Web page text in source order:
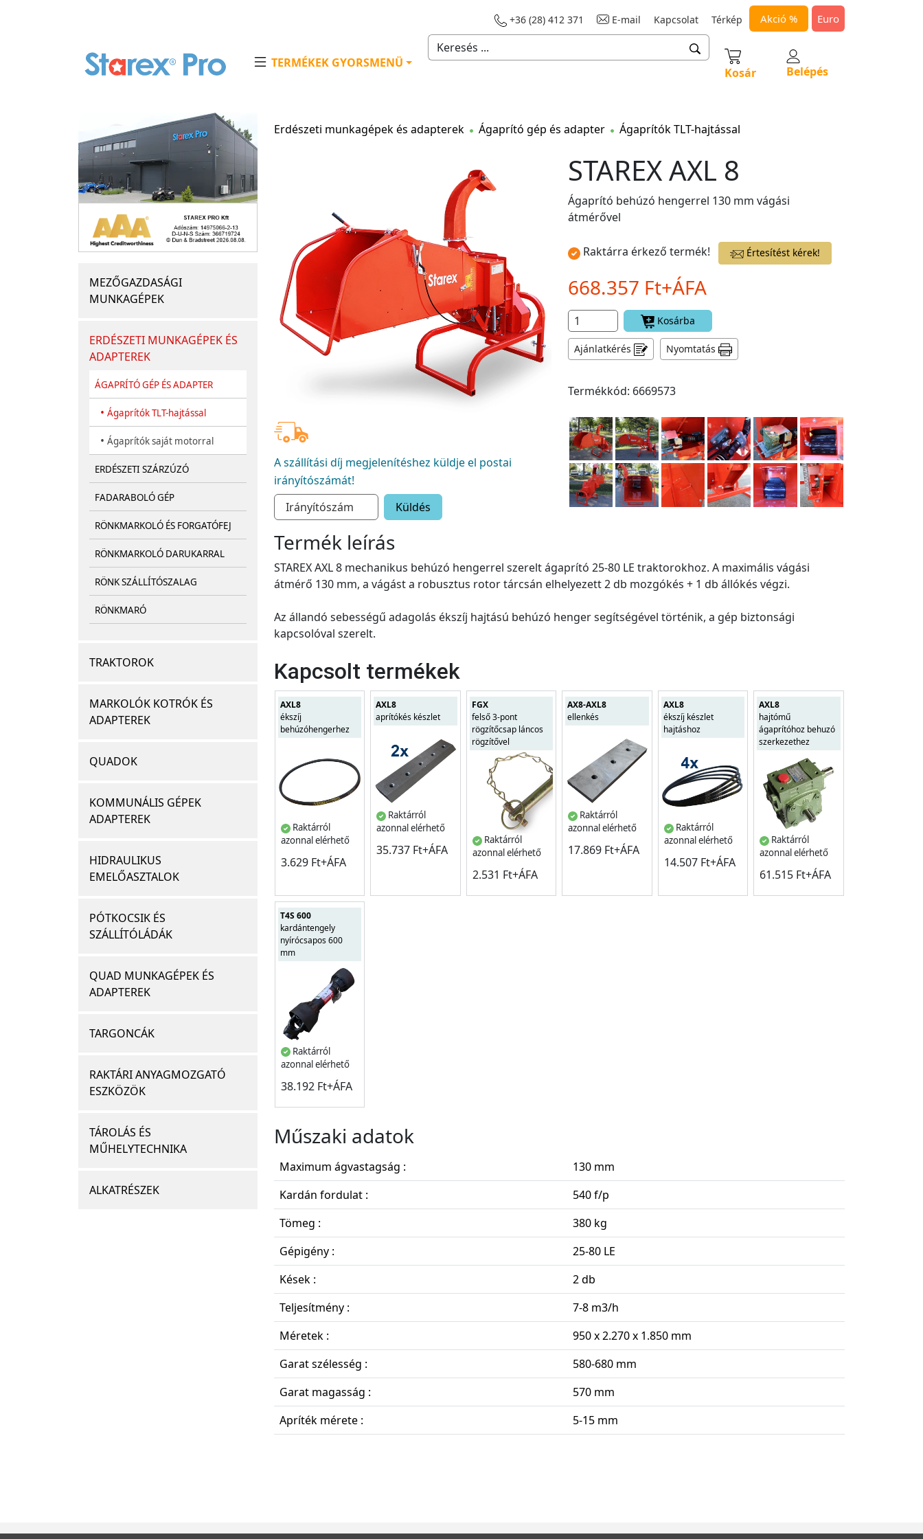
+36 (28) 412 371 E-mail Kapcsolat Térkép Akció % Euro
TERMÉKEK GYORSMENÜ
Kosár Belépés
MEZŐGAZDASÁGI
MUNKAGÉPEK
ERDÉSZETI MUNKAGÉPEK ÉS
ADAPTEREK
ÁGAPRÍTÓ GÉP ÉS ADAPTER
• Ágaprítók TLT-hajtással
• Ágaprítók saját motorral
ERDÉSZETI SZÁRZÚZÓ
FADARABOLÓ GÉP
RÖNKMARKOLÓ ÉS FORGATÓFEJ
RÖNKMARKOLÓ DARUKARRAL
RÖNK SZÁLLÍTÓSZALAG
RÖNKMARÓ
TRAKTOROK
MARKOLÓK KOTRÓK ÉS
ADAPTEREK
QUADOK
KOMMUNÁLIS GÉPEK
ADAPTEREK
HIDRAULIKUS
EMELŐASZTALOK
PÓTKOCSIK ÉS
SZÁLLÍTÓLÁDÁK
QUAD MUNKAGÉPEK ÉS
ADAPTEREK
TARGONCÁK
RAKTÁRI ANYAGMOZGATÓ
ESZKÖZÖK
TÁROLÁS ÉS
MŰHELYTECHNIKA
ALKATRÉSZEK
Erdészeti munkagépek és adapterek Ágaprító gép és adapter Ágaprítók TLT-hajtással
A szállítási díj megjelenítéshez küldje el postai
irányítószámát!
Küldés
STAREX AXL 8
Ágaprító behúzó hengerrel 130 mm vágási
átmérővel
Raktárra érkező termék! Értesítést kérek!
668.357 Ft+ÁFA
Kosárba
Ajánlatkérés Nyomtatás
Termékkód: 6669573
Termék leírás
STAREX AXL 8 mechanikus behúzó hengerrel szerelt ágaprító 25-80 LE traktorokhoz. A maximális vágási
átmérő 130 mm, a vágást a robusztus rotor tárcsán elhelyezett 2 db mozgókés + 1 db állókés végzi.
Az állandó sebességű adagolás ékszíj hajtású behúzó henger segítségével történik, a gép biztonsági
kapcsolóval szerelt.
Kapcsolt termékek
AXL8
ékszíj
behúzóhengerhez
Raktárról
azonnal elérhető
3.629 Ft+ÁFA
AXL8
aprítókés készlet
Raktárról
azonnal elérhető
35.737 Ft+ÁFA
FGX
felső 3-pont
rögzítőcsap láncos
rögzítővel
Raktárról
azonnal elérhető
2.531 Ft+ÁFA
AX8-AXL8
ellenkés
Raktárról
azonnal elérhető
17.869 Ft+ÁFA
AXL8
ékszíj készlet
hajtáshoz
Raktárról
azonnal elérhető
14.507 Ft+ÁFA
AXL8
hajtómű
ágaprítóhoz behuzó
szerkezethez
Raktárról
azonnal elérhető
61.515 Ft+ÁFA
T4S 600
kardántengely
nyírócsapos 600
mm
Raktárról
azonnal elérhető
38.192 Ft+ÁFA
Műszaki adatok
Maximum ágvastagság :
130 mm
Kardán fordulat :
540 f/p
Tömeg :
380 kg
Gépigény :
25-80 LE
Kések :
2 db
Teljesítmény :
7-8 m3/h
Méretek :
950 x 2.270 x 1.850 mm
Garat szélesség :
580-680 mm
Garat magasság :
570 mm
Apríték mérete :
5-15 mm